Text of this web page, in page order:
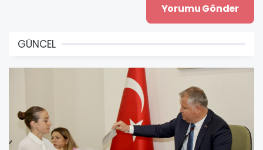
GÜNCEL